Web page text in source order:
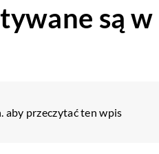
są
aby przeczytać ten wpis